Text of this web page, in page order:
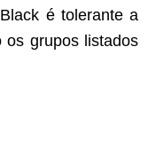
é tolerante a
os grupos listados